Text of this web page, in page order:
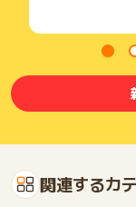
関連するカ